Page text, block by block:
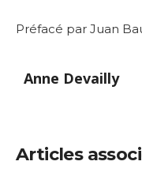
Préfacé par Juan
Anne Devailly
Articles